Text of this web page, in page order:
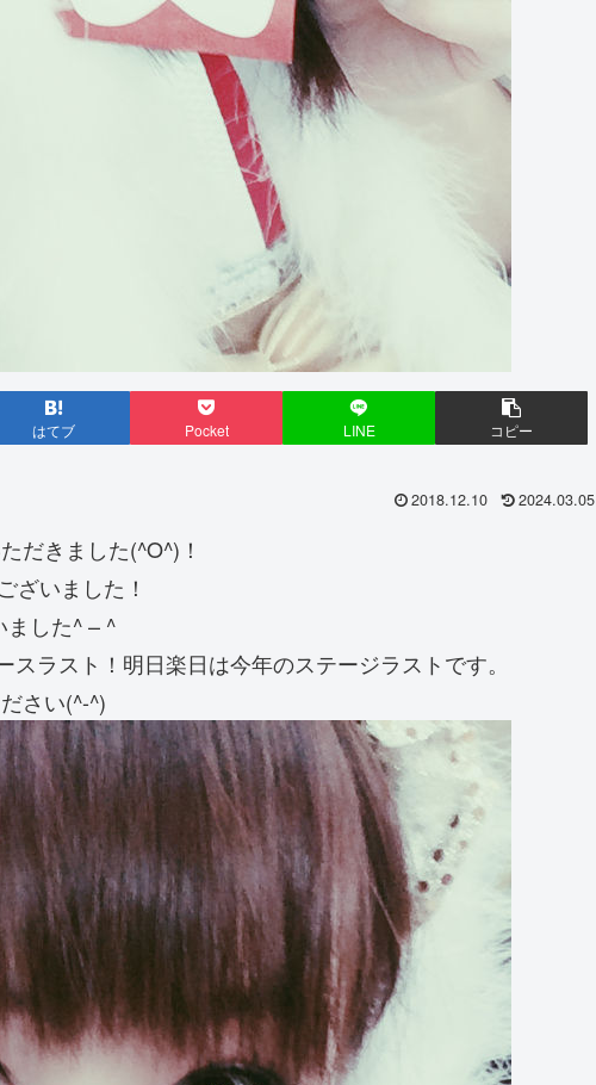
はてブ Pocket LINE コピー
2018.12.10 2024.03.05
だきました(^O^)！
ざいました！
した^ – ^
ラスト！明日楽日は今年のステージラストです。
さい(^-^)